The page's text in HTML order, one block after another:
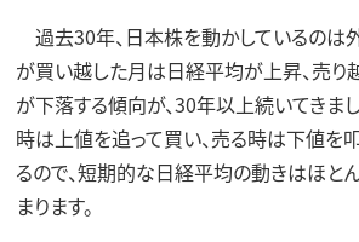
過去30年、日本株を動かしているのは
が買い越した月は日経平均が上昇、売り
が下落する傾向が、30年以上続いてきま
時は上値を追って買い、売る時は下値を
るので、短期的な日経平均の動きはほと
まります。